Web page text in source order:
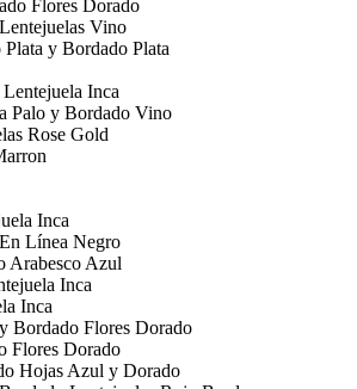
Flores Dorado
Vino
y Bordado Plata
Inca
Palo y Bordado Vino
Rose Gold
Inca
Línea Negro
Arabesco Azul
Inca
Inca
Bordado Flores Dorado
Flores Dorado
Hojas Azul y Dorado